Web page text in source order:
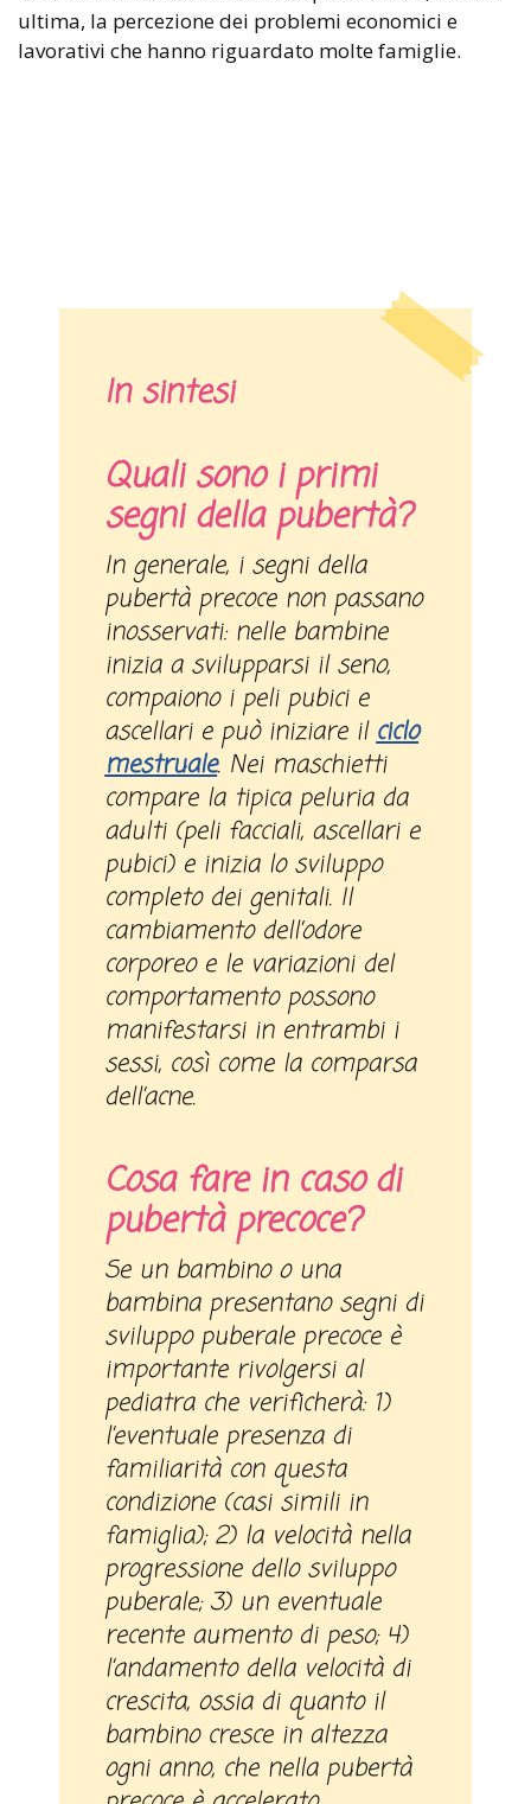
ultima, la percezione dei problemi economici e
lavorativi che hanno riguardato molte famiglie.
In sintesi
Quali sono i primi
segni della pubertà?
In generale, i segni della
pubertà precoce non passano
inosservati: nelle bambine
inizia a svilupparsi il seno,
compaiono i peli pubici e
ascellari e può iniziare ilciclo
mestruale. Nei maschietti
compare la tipica peluria da
adulti (peli facciali, ascellari e
pubici) e inizia lo sviluppo
completo dei genitali. Il
cambiamento dell’odore
corporeo e le variazioni del
comportamento possono
manifestarsi in entrambi i
sessi, così come la comparsa
dell’acne.
Cosa fare in caso di
pubertà precoce?
Se un bambino o una
bambina presentano segni di
sviluppo puberale precoce è
importante rivolgersi al
pediatra che verificherà: 1)
l’eventuale presenza di
familiarità con questa
condizione (casi simili in
famiglia); 2) la velocità nella
progressione dello sviluppo
puberale; 3) un eventuale
recente aumento di peso; 4)
l’andamento della velocità di
crescita, ossia di quanto il
bambino cresce in altezza
ogni anno, che nella pubertà